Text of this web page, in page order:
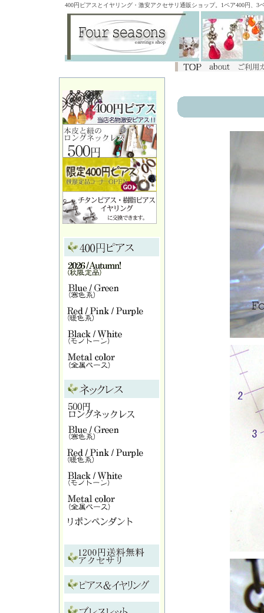
400円ピアスとイヤリング・激安アクセサリ通販ショップ。1ペア400円、